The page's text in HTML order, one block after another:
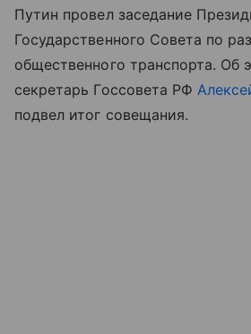
Путин провел заседание
Государственного Совета по
общественного транспорта. Об
секретарь Госсовета РФ
подвел итог совещания.